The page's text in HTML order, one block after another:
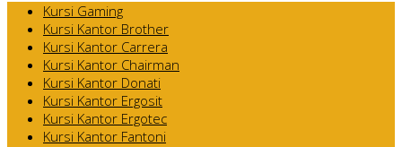
Kursi Gaming
Kursi Kantor Brother
Kursi Kantor Carrera
Kursi Kantor Chairman
Kursi Kantor Donati
Kursi Kantor Ergosit
Kursi Kantor Ergotec
Kursi Kantor Fantoni